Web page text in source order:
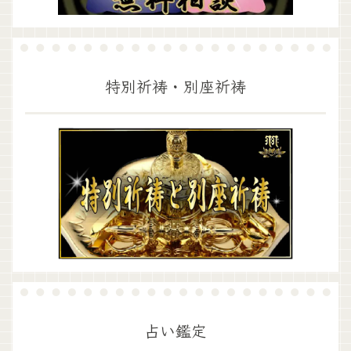
特別祈祷・別座祈祷
占い鑑定